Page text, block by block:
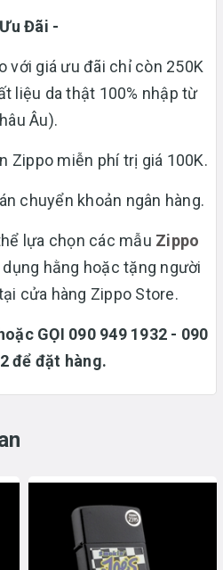
Đãi -
với giá ưu đãi chỉ còn 250K
liệu da thật 100% nhập từ
Âu).
Zippo miễn phí trị giá 100K.
chuyển khoản ngân hàng.
lựa chọn các mẫu Zippo
hằng hoặc tặng người
cửa hàng Zippo Store.
GỌI 090 949 1932 - 090
để đặt hàng.